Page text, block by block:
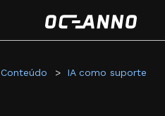
IA como suporte